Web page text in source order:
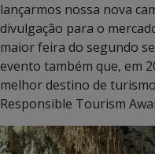
lançarmos nossa nova
divulgação para o
maior feira do segundo
evento também que, em
melhor destino de
Responsible Tourism